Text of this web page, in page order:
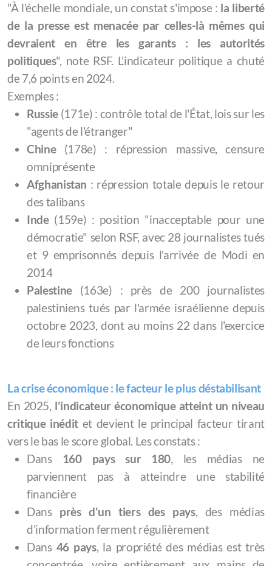
"À l'échelle mondiale, un constat s'impose : la liberté
de la presse est menacée par celles-là mêmes qui
devraient en être les garants : les autorités
politiques", note RSF. L'indicateur politique a chuté
de 7,6 points en 2024.
Exemples :
Russie(171e) : contrôle total de l'État, lois sur les
"agents de l'étranger"
Chine(178e) : répression massive, censure
omniprésente
Afghanistan : répression totale depuis le retour
des talibans
Inde(159e) : position "inacceptable pour une
démocratie" selon RSF, avec 28 journalistes tués
et 9 emprisonnés depuis l'arrivée de Modi en
2014
Palestine(163e) : près de 200 journalistes
palestiniens tués par l'armée israélienne depuis
octobre 2023, dont au moins 22 dans l'exercice
de leurs fonctions
La crise économique : le facteur le plus déstabilisant
En 2025, l'indicateur économique atteint un niveau
critique inéditet devient le principal facteur tirant
vers le bas le score global. Les constats :
Dans 160 pays sur 180, les médias ne
parviennent pas à atteindre une stabilité
financière
Dans près d'un tiers des pays, des médias
d'information ferment régulièrement
Dans 46 pays, la propriété des médias est très